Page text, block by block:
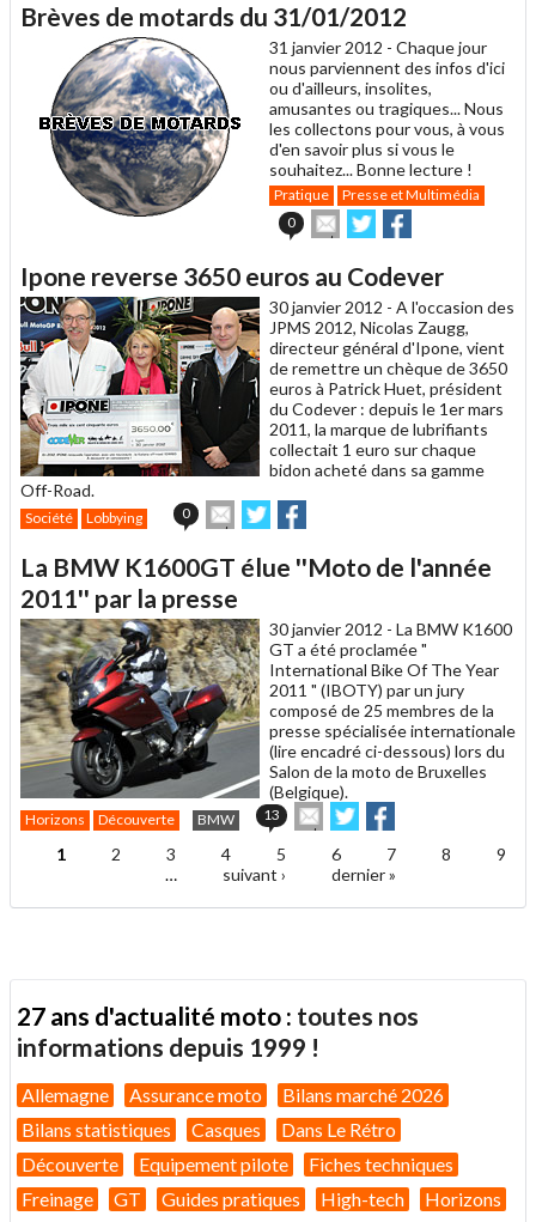
à
un
ami
Brèves de motards du 31/01/2012
31 janvier 2012 - Chaque jour
nous parviennent des infos d'ici
ou d'ailleurs, insolites,
amusantes ou tragiques... Nous
les collectons pour vous, à vous
d'en savoir plus si vous le
souhaitez... Bonne lecture !
Pratique
Presse et Multimédia
0
Envoyer
cet
à
un
ami
Partager
sur sur
Ipone reverse 3650 euros au Codever
30 janvier 2012 - A l'occasion des
JPMS 2012, Nicolas Zaugg,
directeur général d'Ipone, vient
de remettre un chèque de 3650
euros à Patrick Huet, président
du Codever : depuis le 1er mars
2011, la marque de lubrifiants
collectait 1 euro sur chaque
bidon acheté dans sa gamme
Off-Road.
Société Lobbying 0
Envoyer
cet
à
un
ami
Partager
sur sur
La BMW K1600GT élue ''Moto de l'année
2011'' par la presse
30 janvier 2012 - La BMW K1600
GT a été proclamée "
International Bike Of The Year
2011 " (IBOTY) par un jury
composé de 25 membres de la
presse spécialisée internationale
(lire encadré ci-dessous) lors du
Salon de la moto de Bruxelles
(Belgique).
Horizons Découverte BMW 13
Envoyer
cet
article
ami
Partager
sur
Twitter
sur
Facebook
Pages
1 2 3 4 5 6 7 8
9
…
suivant › dernier »
27 ans d'actualité moto : toutes nos
informations depuis 1999 !
Allemagne Assurance moto
Bilans marché 2026
Bilans statistiques
Casques
Dans Le Rétro
Découverte
Equipement pilote
Fiches techniques
Freinage
GT Guides pratiques High-tech Horizons